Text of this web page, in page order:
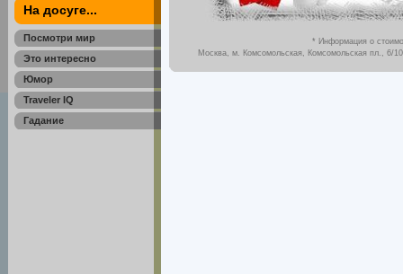
На досуге...
Посмотри мир
Это интересно
Юмор
Traveler IQ
Гадание
* Информация о
Москва, м. Комсомольская, Комсомольская пл., 6/